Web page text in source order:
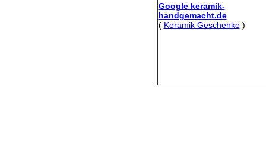
Google keramik-
handgemacht.de
( Keramik Geschenke)